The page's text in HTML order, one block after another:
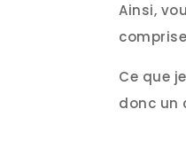
Ainsi,
Ce que
donc un